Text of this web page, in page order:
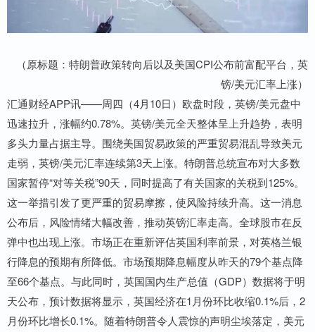
（原标题：特朗普政策转向后以及美国CPI公布前富配平台，英
镑/美元汇率上涨）
汇通财经APP讯——周四（4月10日）欧盘时段，英镑/美元盘中
迅速拉升，涨幅约0.78%。英镑/美元全天整体呈上升趋势，表明
多头力量占据主导。围绕美国贸易政策的严重贸易混乱导致美元
走弱，英镑/美元汇率连续第3天上涨。特朗普总统宣布对大多数
国家暂停“对等关税”90天，同时提高了有关国家的关税到125%。
这一举措引发了更严重的贸易摩擦，使风险持续升高。这一消息
公布后，风险情绪大幅改善，推动英镑汇率走高。全球股市在反
弹中也出现上涨。市场正在重新评估英国利率前景，对英格兰银
行降息的预期有所降低。市场预期降息幅度从昨天的79个基点降
至66个基点。与此同时，英国国内生产总值（GDP）数据将于明
天公布，预计数据将显示，英国经济在1月份环比收缩0.1%后，2
月份环比增长0.1%。随着特朗普令人震惊的声明尘埃落定，美元